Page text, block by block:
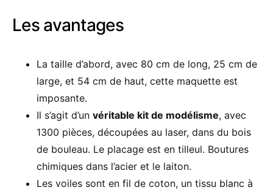
Les avantages
La taille d’abord, avec 80 cm de long, 25 cm de
large, et 54 cm de haut, cette maquette est
imposante.
Il s’agit d’un véritable kit de modélisme, avec
1300 pièces, découpées au laser, dans du bois
de bouleau. Le placage est en tilleul. Boutures
chimiques dans l’acier et le laiton.
Les voiles sont en fil de coton, un tissu blanc à